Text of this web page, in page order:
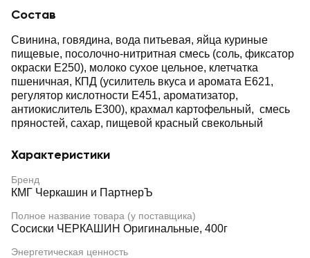
Состав
Свинина, говядина, вода питьевая, яйца куриные
пищевые, посолочно-нитритная смесь (соль, фиксатор
окраски Е250), молоко сухое цельное, клетчатка
пшеничная, КПД (усилитель вкуса и аромата Е621,
регулятор кислотности Е451, ароматизатор,
антиокислитель Е300), крахмал картофельный, смесь
пряностей, сахар, пищевой красный свекольный
Характеристики
Бренд
КМГ Черкашин и ПартнерЪ
Полное название товара (у поставщика)
Сосиски ЧЕРКАШИН Оригинальные, 400г
Энергетическая ценность